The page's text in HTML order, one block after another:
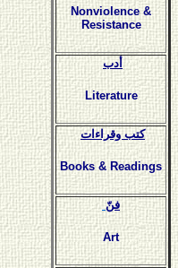
Nonviolence &
Resistance
أدب
Literature
كتب وقراءات
Books & Readings
فنّ
Art